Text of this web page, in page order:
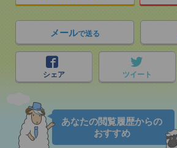
メールで送る
シェア ツイート
あなたの閲覧履歴からの
おすすめ